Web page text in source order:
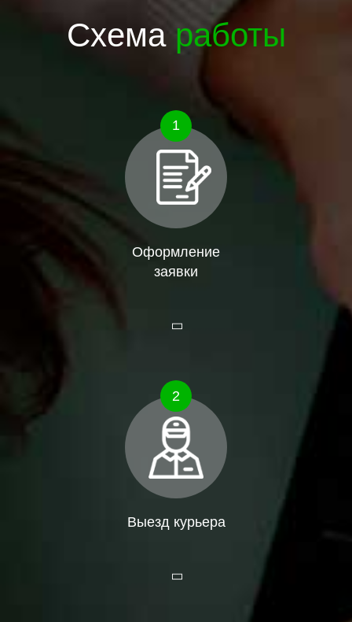
Схема работы
1
Оформление
заявки
2
Выезд курьера